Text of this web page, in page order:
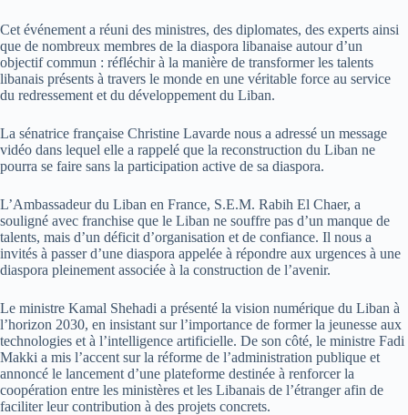
Cet événement a réuni des ministres, des diplomates, des experts ainsi
que de nombreux membres de la diaspora libanaise autour d’un
objectif commun : réfléchir à la manière de transformer les talents
libanais présents à travers le monde en une véritable force au service
du redressement et du développement du Liban.
La sénatrice française Christine Lavarde nous a adressé un message
vidéo dans lequel elle a rappelé que la reconstruction du Liban ne
pourra se faire sans la participation active de sa diaspora.
L’Ambassadeur du Liban en France, S.E.M. Rabih El Chaer, a
souligné avec franchise que le Liban ne souffre pas d’un manque de
talents, mais d’un déficit d’organisation et de confiance. Il nous a
invités à passer d’une diaspora appelée à répondre aux urgences à une
diaspora pleinement associée à la construction de l’avenir.
Le ministre Kamal Shehadi a présenté la vision numérique du Liban à
l’horizon 2030, en insistant sur l’importance de former la jeunesse aux
technologies et à l’intelligence artificielle. De son côté, le ministre Fadi
Makki a mis l’accent sur la réforme de l’administration publique et
annoncé le lancement d’une plateforme destinée à renforcer la
coopération entre les ministères et les Libanais de l’étranger afin de
faciliter leur contribution à des projets concrets.